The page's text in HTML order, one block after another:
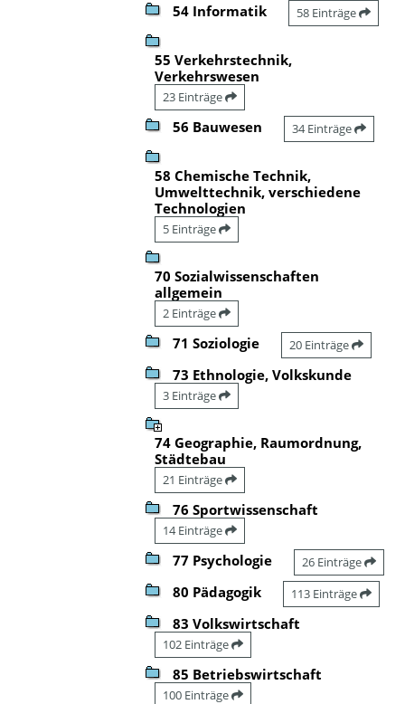
54 Informatik 58 Einträge
55 Verkehrstechnik,
Verkehrswesen
23 Einträge
56 Bauwesen 34 Einträge
58 Chemische Technik,
Umwelttechnik, verschiedene
Technologien
5 Einträge
70 Sozialwissenschaften
allgemein
2 Einträge
71 Soziologie 20 Einträge
73 Ethnologie, Volkskunde
3 Einträge
74 Geographie, Raumordnung,
Städtebau
21 Einträge
76 Sportwissenschaft
14 Einträge
77 Psychologie 26 Einträge
80 Pädagogik 113 Einträge
83 Volkswirtschaft
102 Einträge
85 Betriebswirtschaft
100 Einträge